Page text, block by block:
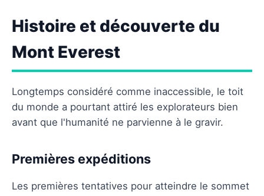
Histoire et découverte du
Mont Everest
Longtemps considéré comme inaccessible, le toit
du monde a pourtant attiré les explorateurs bien
avant que l'humanité ne parvienne à le gravir.
Premières expéditions
Les premières tentatives pour atteindre le sommet